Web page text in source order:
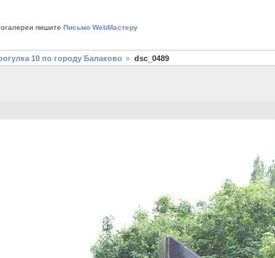
пишите Письмо WebМастеру
10 по городу Балаково dsc_0489